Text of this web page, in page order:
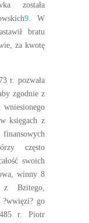
została
9. W
bratu
za kwotę
r. pozwała
zgodnie z
wniesionego
księgach z
często
swoich
winny 8
z Bzitego,
?wwięzi? go
r. Piotr